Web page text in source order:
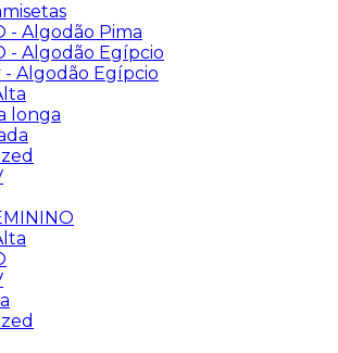
- Algodão Pima
- Algodão Egípcio
- Algodão Egípcio
longa